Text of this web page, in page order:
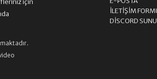
için
İLETIŞIM
DISCORD